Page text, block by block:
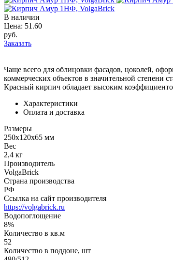
В наличии
Цена: 51.60
руб.
Заказать
Чаще всего для облицовки фасадов, цоколей,
коммерческих объектов в значительной степени
Красный кирпич обладает высоким
Характеристики
Оплата и доставка
Размеры
250х120х65 мм
Вес
2,4 кг
Производитель
VolgaBrick
Страна производства
РФ
Ссылка на сайт производителя
https://volgabrick.ru
Водопоглощение
8%
Количество в кв.м
52
Количество в поддоне, шт